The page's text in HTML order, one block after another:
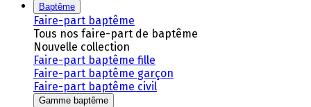
Baptême
Faire-part baptême
Tous nos faire-part de baptême
Nouvelle collection
Faire-part baptême fille
Faire-part baptême garçon
Faire-part baptême civil
Gamme baptême